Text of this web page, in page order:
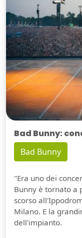
Bad Bunny:
Bad Bunny
"Era uno dei
Bunny è tornato a
scorso
Milano. E la
dell'impianto.